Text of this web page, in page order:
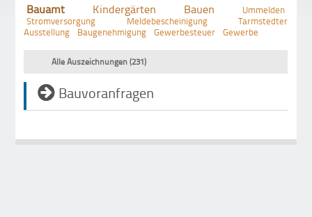
Bauamt Kindergärten Bauen
Ummelden
Stromversorgung
Meldebescheinigung
Tarmstedter
Ausstellung
Baugenehmigung Gewerbesteuer Gewerbe
Alle Auszeichnungen (231)
Bauvoranfragen